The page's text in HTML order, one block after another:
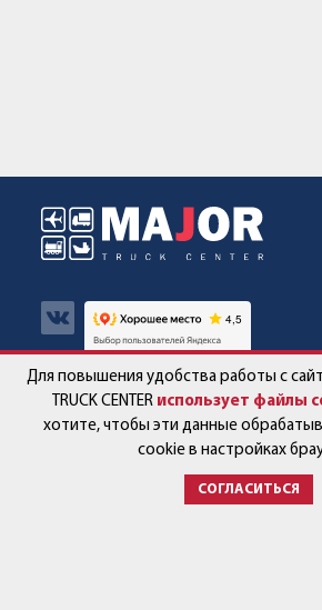
Авто в наличии
Спецпредложения
Контакты
Работа в
Новости
Для повышения удобства работы с
TRUCK CENTER использует файлы
хотите, чтобы эти данные
cookie в настройках
СОГЛАСИТЬСЯ